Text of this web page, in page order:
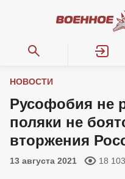
НОВОСТИ
Русофобия не
поляки не
вторжения
13 августа 2021 18 103